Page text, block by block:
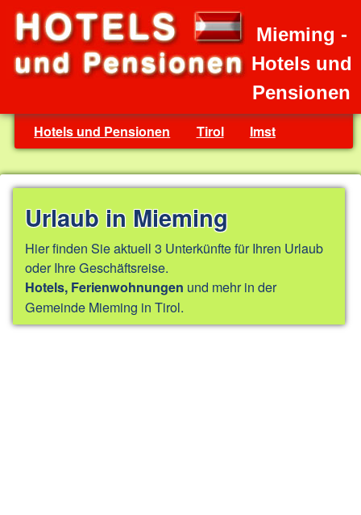
Mieming -
Hotels und
Pensionen
Hotels und Pensionen Tirol Imst
Urlaub in Mieming
Hier finden Sie aktuell 3 Unterkünfte für Ihren Urlaub
oder Ihre Geschäftsreise.
Hotels, Ferienwohnungen und mehr in der
Gemeinde Mieming in Tirol.